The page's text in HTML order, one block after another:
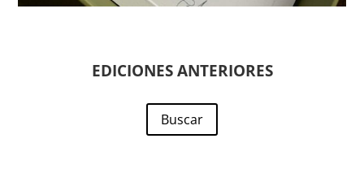
EDICIONES ANTERIORES
Buscar